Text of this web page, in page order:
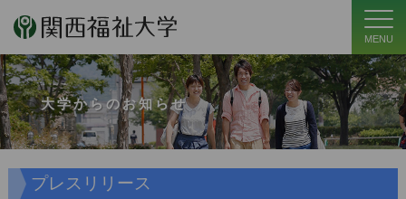
MENU
大学からのお知らせ
プレスリリース